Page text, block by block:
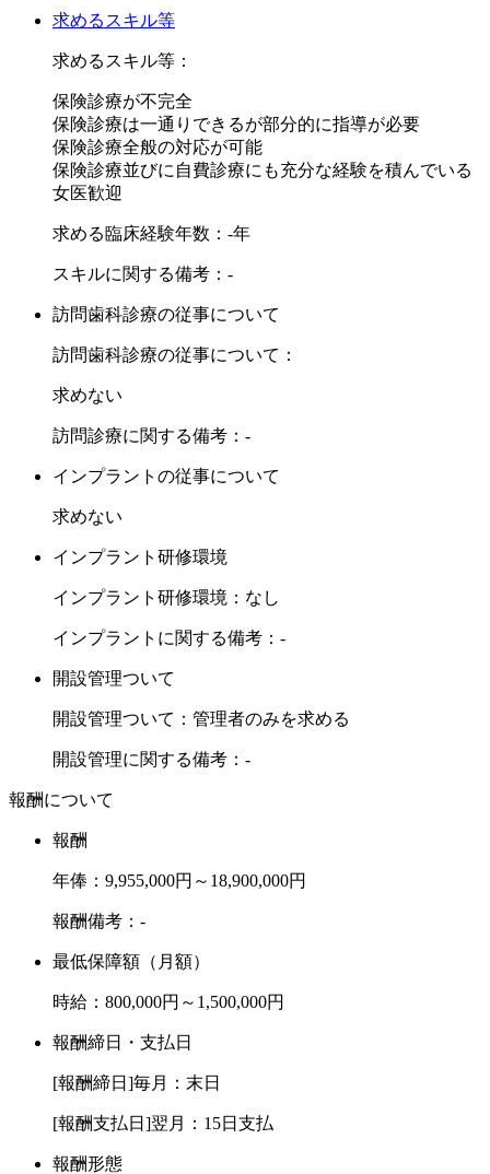
【3】社宅あり！引っ越し代も負担いたします！
また、県外からお引越しされる先生の引っ越し代は法人が負
担します。
-------------------------------------------------------------------------
また、天神駅徒歩5分の好立地ですので、帰りにお買い物、
お昼ご飯にランチ等も可能な環境です♪
です。
えください。
ご応募、お待ちしております！
求めるスキル等
求めるスキル等：
保険診療が不完全
保険診療は一通りできるが部分的に指導が必要
保険診療全般の対応が可能
保険診療並びに自費診療にも充分な経験を積んでいる
女医歓迎
求める臨床経験年数：-年
スキルに関する備考：-
訪問歯科診療の従事について
訪問歯科診療の従事について：
求めない
訪問診療に関する備考：-
インプラントの従事について
求めない
インプラント研修環境
インプラント研修環境：なし
インプラントに関する備考：-
開設管理ついて
開設管理ついて：管理者のみを求める
開設管理に関する備考：-
報酬について
報酬
年俸：9,955,000円～18,900,000円
報酬備考：-
最低保障額（月額）
時給：800,000円～1,500,000円
報酬締日・支払日
[報酬締日]毎月：末日
[報酬支払日]翌月：15日支払
報酬形態